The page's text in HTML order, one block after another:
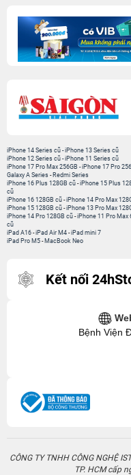
iPhone 14 Series cũ -iPhone 13 Series cũ
iPhone 12 Series cũ -iPhone 11 Series cũ
iPhone 17 Pro Max 256GB -iPhone 17 Pro
Galaxy A Series - Redmi Series
iPhone 16 Plus 128GB cũ -iPhone 15 Plus
cũ
iPhone 16 128GB cũ -iPhone 14 Pro Max
iPhone 15 128GB cũ -iPhone 13 Pro Max
iPhone 14 Pro 128GB cũ -iPhone 11 Pro Max
cũ
iPad A16 -iPad Air M4 -iPad mini 7
iPad Pro M5 - MacBook Neo
Kết nối
Bệnh Viện
CÔNG TY TNHH CÔNG NGHỆ
TP. HCM cấp